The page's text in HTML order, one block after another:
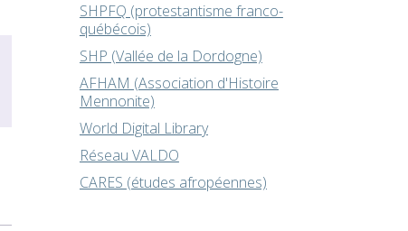
SHPFQ (protestantisme franco-
québécois)
SHP (Vallée de la Dordogne)
AFHAM (Association d'Histoire
Mennonite)
World Digital Library
Réseau VALDO
CARES (études afropéennes)